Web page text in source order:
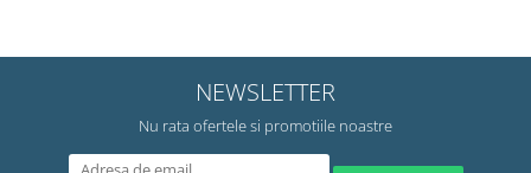
NEWSLETTER
Nu rata ofertele si promotiile noastre